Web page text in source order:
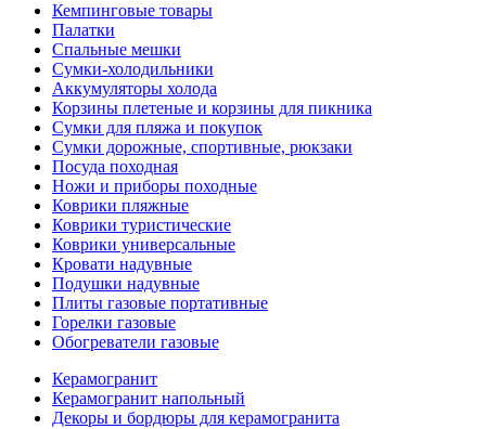
Кемпинговые товары
Палатки
Спальные мешки
Сумки-холодильники
Аккумуляторы холода
Корзины плетеные и корзины для пикника
Сумки для пляжа и покупок
Сумки дорожные, спортивные, рюкзаки
Посуда походная
Ножи и приборы походные
Коврики пляжные
Коврики туристические
Коврики универсальные
Кровати надувные
Подушки надувные
Плиты газовые портативные
Горелки газовые
Обогреватели газовые
Керамогранит
Керамогранит напольный
Декоры и бордюры для керамогранита